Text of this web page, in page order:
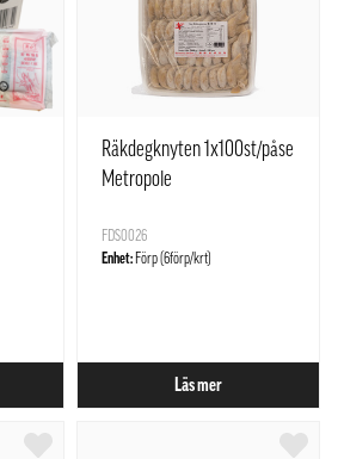
Räkdegknyten 1x100st/påse
Metropole
FDS0026
Enhet: Förp (6förp/krt)
Läs mer